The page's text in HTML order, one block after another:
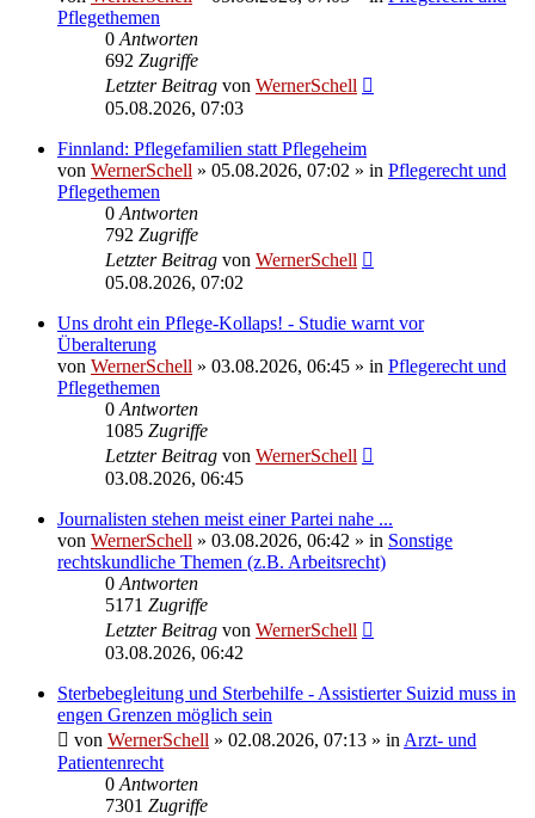
Pflegethemen
0 Antworten
692 Zugriffe
Letzter Beitrag von WernerSchell
05.08.2026, 07:03
Finnland: Pflegefamilien statt Pflegeheim
von WernerSchell » 05.08.2026, 07:02 » in Pflegerecht und
Pflegethemen
0 Antworten
792 Zugriffe
Letzter Beitrag von WernerSchell
05.08.2026, 07:02
Uns droht ein Pflege-Kollaps! - Studie warnt vor
Überalterung
von WernerSchell » 03.08.2026, 06:45 » in Pflegerecht und
Pflegethemen
0 Antworten
1085 Zugriffe
Letzter Beitrag von WernerSchell
03.08.2026, 06:45
Journalisten stehen meist einer Partei nahe ...
von WernerSchell » 03.08.2026, 06:42 » in Sonstige
rechtskundliche Themen (z.B. Arbeitsrecht)
0 Antworten
5171 Zugriffe
Letzter Beitrag von WernerSchell
03.08.2026, 06:42
Sterbebegleitung und Sterbehilfe - Assistierter Suizid muss in
engen Grenzen möglich sein
von WernerSchell » 02.08.2026, 07:13 » in Arzt- und
Patientenrecht
0 Antworten
7301 Zugriffe